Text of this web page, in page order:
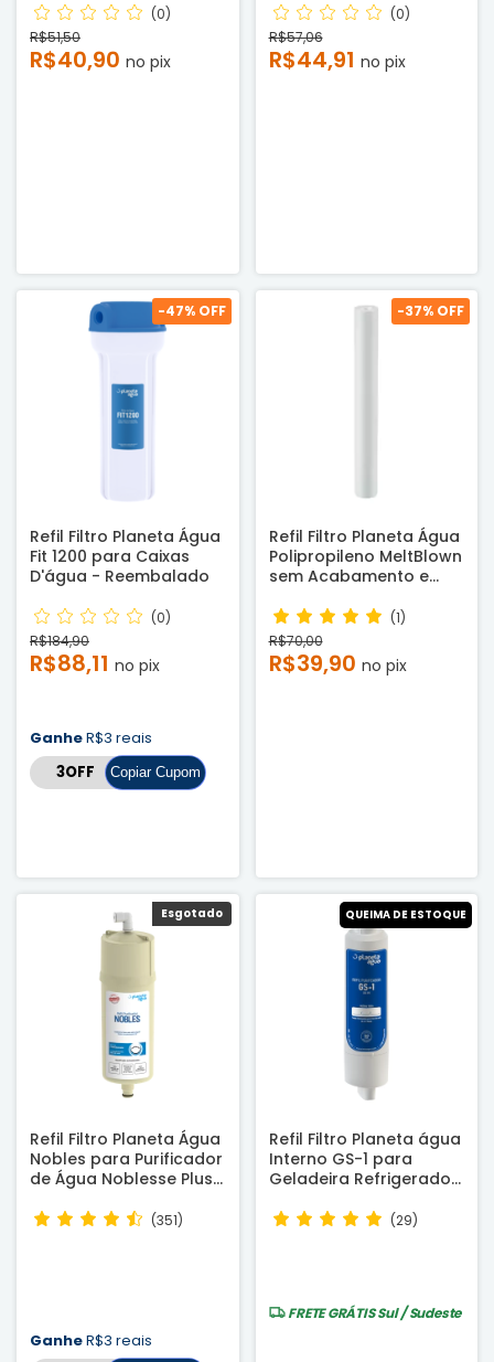
Carcaças de 9,3/4"
Planeta Água, Lorenzetti
e outros - Compatível -
Reembalado
(0)
R$51,50
R$40,90 no pix
Planeta Água, BBI,
Pentair, Lorenzetti e
outras -Reembalado
(0)
R$57,06
R$44,91 no pix
-47% OFF
Refil Filtro Planeta Água
Fit 1200 para Caixas
D'água - Reembalado
(0)
R$184,90
R$88,11 no pix
GanheR$3 reais
Copiar Cupom
-37% OFF
Refil Filtro Planeta Água
Polipropileno MeltBlown
sem Acabamento e
Carcaças de 20" inox,
PP, San e outras -
Compatível
(1)
R$70,00
R$39,90 no pix
Esgotado
Refil Filtro Planeta Água
Nobles para Purificador
de Água Noblesse Plus,
Compatível
(351)
GanheR$3 reais
Esgotado
QUEIMA DE ESTOQUE
Refil Filtro Planeta água
Interno GS-1 para
Geladeira Refrigerador
CIN/EXP
(29)
FRETE GRÁTISSul / Sudeste